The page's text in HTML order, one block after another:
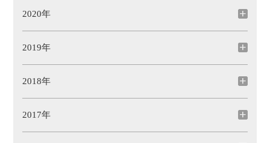
2020年
2019年
2018年
2017年